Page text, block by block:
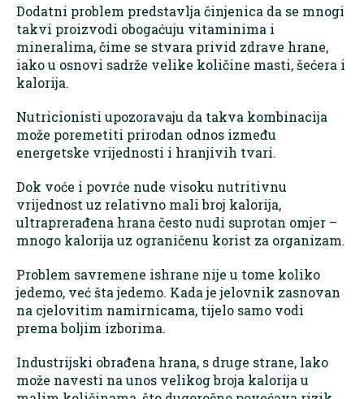
Dodatni problem predstavlja činjenica da se mnogi
takvi proizvodi obogaćuju vitaminima i
mineralima, čime se stvara privid zdrave hrane,
iako u osnovi sadrže velike količine masti, šećera i
kalorija.
Nutricionisti upozoravaju da takva kombinacija
može poremetiti prirodan odnos između
energetske vrijednosti i hranjivih tvari.
Dok voće i povrće nude visoku nutritivnu
vrijednost uz relativno mali broj kalorija,
ultraprerađena hrana često nudi suprotan omjer –
mnogo kalorija uz ograničenu korist za organizam.
Problem savremene ishrane nije u tome koliko
jedemo, već šta jedemo. Kada je jelovnik zasnovan
na cjelovitim namirnicama, tijelo samo vodi
prema boljim izborima.
Industrijski obrađena hrana, s druge strane, lako
može navesti na unos velikog broja kalorija u